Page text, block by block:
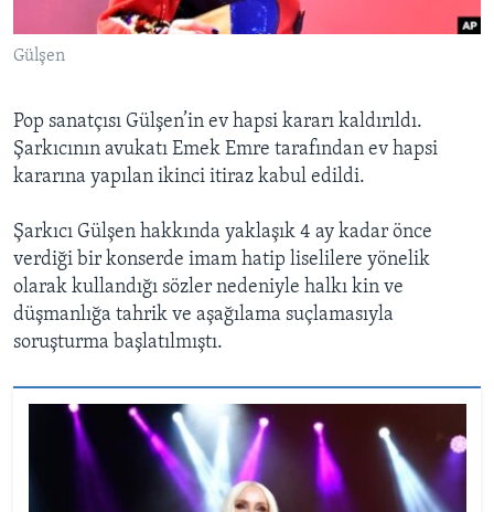
HAYATTAN
SANAT
BIZI TAKIP EDIN
Diller
Gülşen
Pop sanatçısı Gülşen’in ev hapsi kararı kaldırıldı.
Şarkıcının avukatı Emek Emre tarafından ev hapsi
kararına yapılan ikinci itiraz kabul edildi.
Şarkıcı Gülşen hakkında yaklaşık 4 ay kadar önce
verdiği bir konserde imam hatip liselilere yönelik
olarak kullandığı sözler nedeniyle halkı kin ve
düşmanlığa tahrik ve aşağılama suçlamasıyla
soruşturma başlatılmıştı.